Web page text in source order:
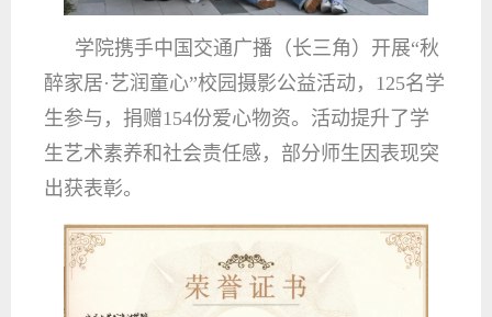
学院携手中国交通广播（长三角）开展“秋
醉家居·艺润童心”校园摄影公益活动，125名学
生参与，捐赠154份爱心物资。活动提升了学
生艺术素养和社会责任感，部分师生因表现突
出获表彰。